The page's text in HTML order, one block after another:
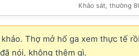
Khảo sát, thường
Thợ mở hố ga xem thực tế
nói, không thêm gì.